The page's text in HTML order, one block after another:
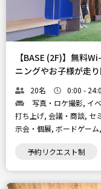
【BASE (2F)】無料
ニングやお子様が走
20名 0:00 -
写真・ロケ撮影, イ
打ち上げ, 会議・商談, セ
示会・個展, ボードゲー
予約リクエスト制